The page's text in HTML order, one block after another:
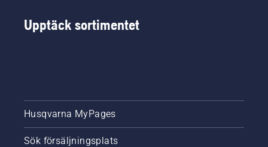
Upptäck sortimentet
Husqvarna MyPages
Sök försäljningsplats